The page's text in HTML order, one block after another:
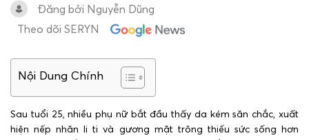
Đăng bởi Nguyễn Dũng
Theo dõi SERYN
Nội Dung Chính
Sau tuổi 25, nhiều phụ nữ bắt đầu thấy da kém săn chắc, xuất
hiện nếp nhăn li ti và gương mặt trông thiếu sức sống hơn